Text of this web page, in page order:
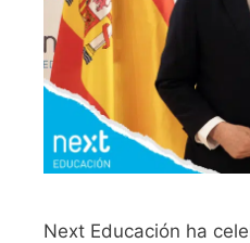
Next Educación ha